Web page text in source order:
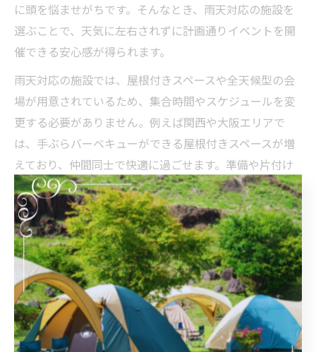
に頭を悩ませがちです。そんなとき、雨天対応の施設を
選ぶことで、天気に左右されずに計画通りイベントを開
催できる安心感が得られます。
雨天対応の施設では、屋根付きスペースや全天候型の会
場が用意されているため、集合時間やスケジュールを変
更する必要がありません。例えば関西や大阪エリアで
は、手ぶらバーベキューができる屋根付きスペースが増
えており、仲間同士で快適に過ごせます。準備や片付け
も施設側に任せられるため、参加者全員が気兼ねなく楽
しめるのも大きな魅力です。
雨の日も盛り上がる屋根付き手ぶらBBQの魅力
屋根付きの手ぶらバーベキューは、雨の日でも計画変更
の必要がなく、仲間との集まりをよりスムーズに実現し
ます。天候の心配がないことで、急な雨でも盛り上がり
を損なうことがありません。屋根付きスペースは、日差